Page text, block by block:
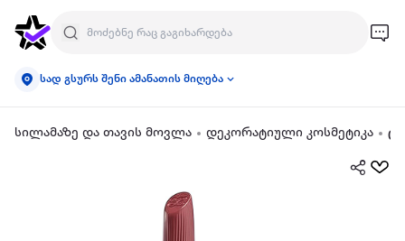
სად გსურს შენი ამანათის მიღება
სილამაზე და თავის მოვლა დეკორატიული კოსმეტიკა